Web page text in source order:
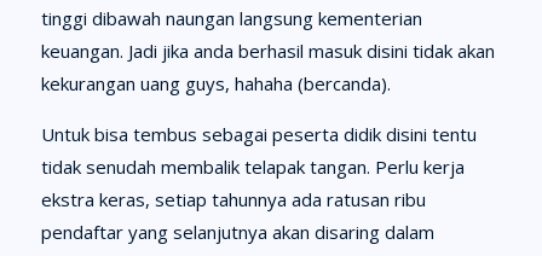
tinggi dibawah naungan langsung kementerian
keuangan. Jadi jika anda berhasil masuk disini tidak akan
kekurangan uang guys, hahaha (bercanda).
Untuk bisa tembus sebagai peserta didik disini tentu
tidak senudah membalik telapak tangan. Perlu kerja
ekstra keras, setiap tahunnya ada ratusan ribu
pendaftar yang selanjutnya akan disaring dalam